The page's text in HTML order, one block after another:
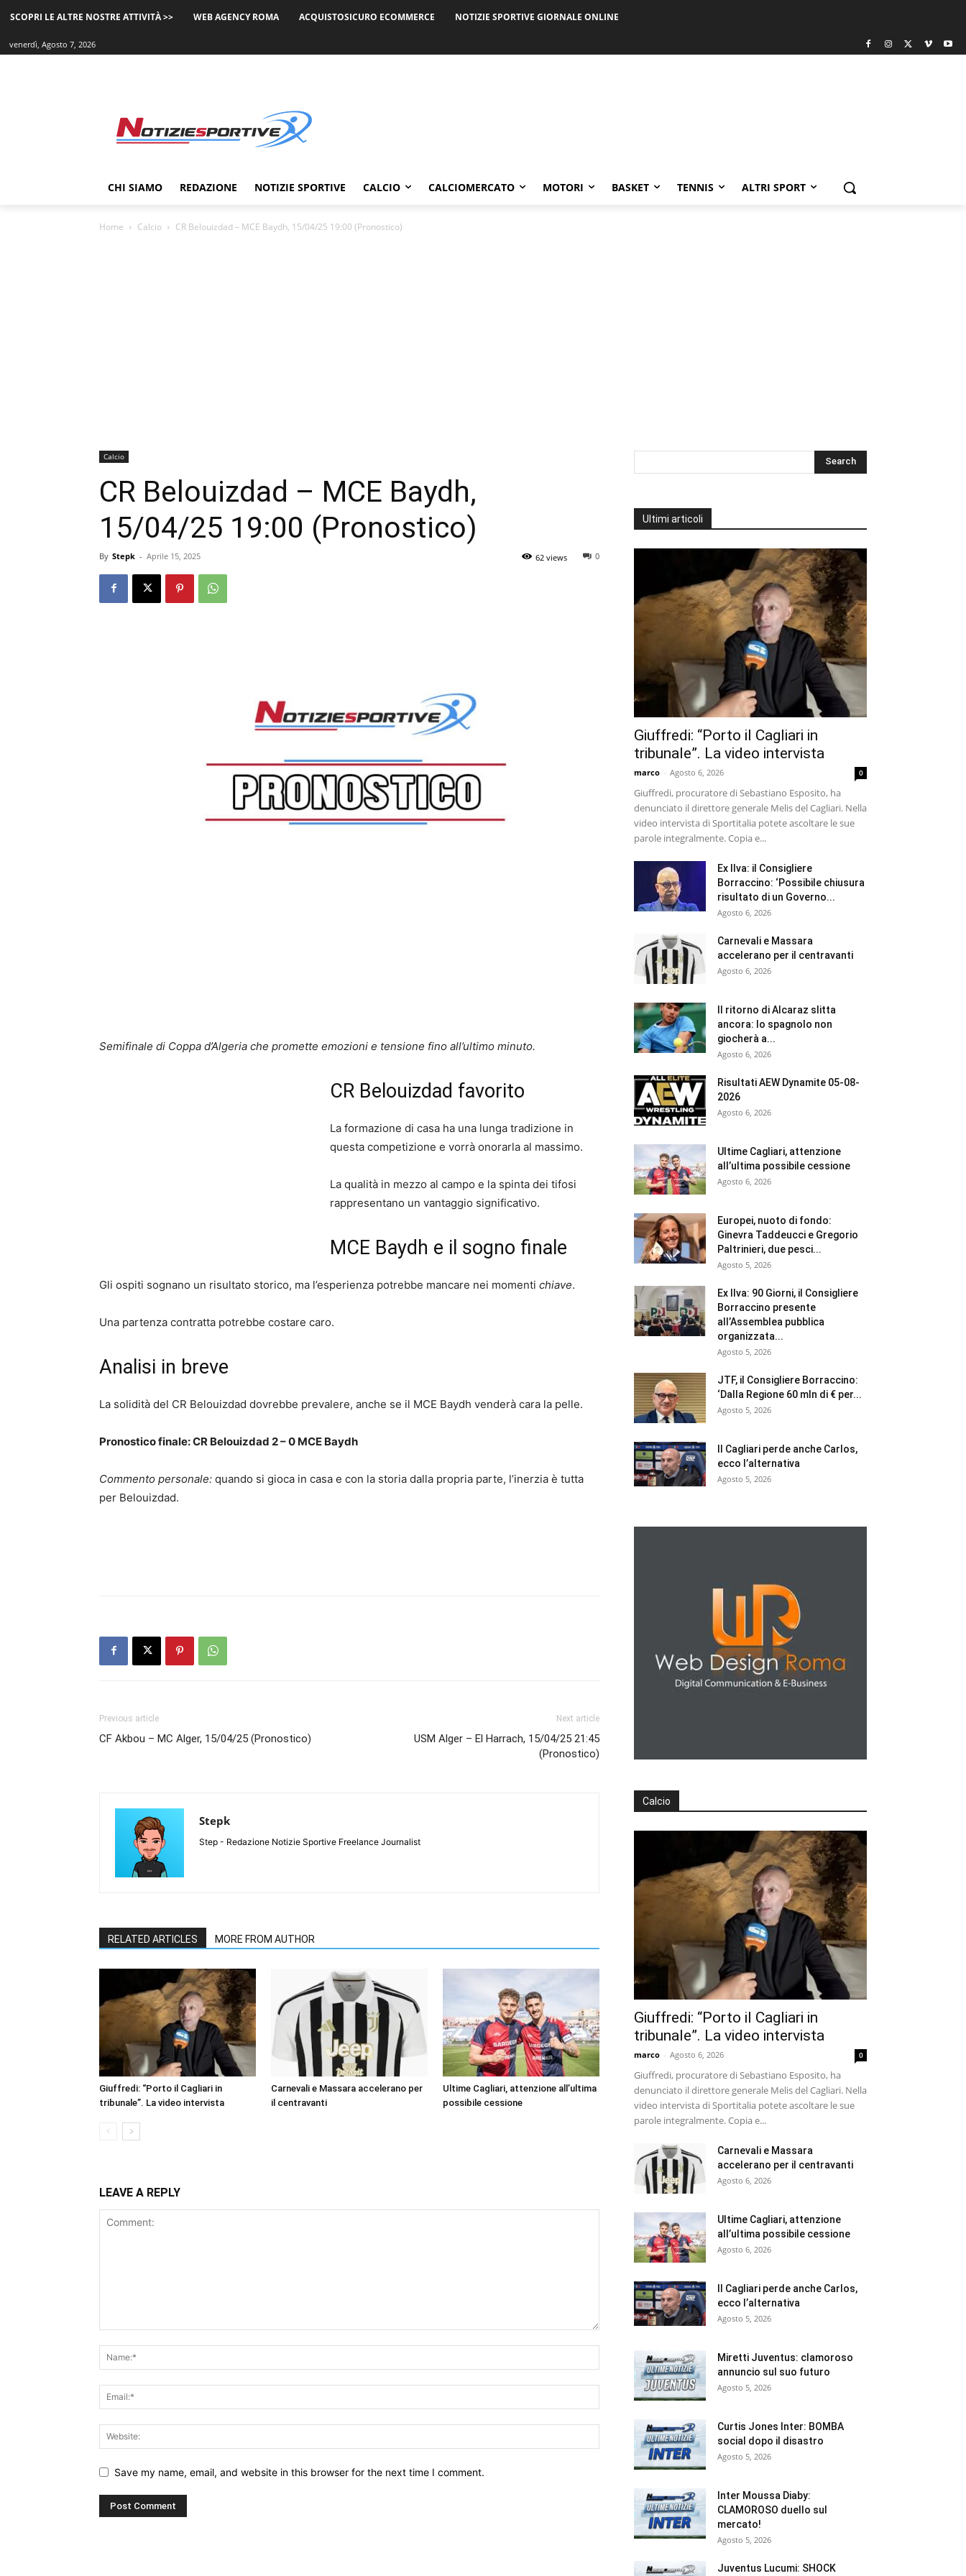
SCOPRI LE ALTRE NOSTRE ATTIVITÀ >> WEB AGENCY ROMA ACQUISTOSICURO ECOMMERCE NOTIZIE SPORTIVE GIORNALE ONLINE
venerdì, Agosto 7, 2026
CHI SIAMO REDAZIONE NOTIZIE SPORTIVE CALCIO CALCIOMERCATO MOTORI BASKET TENNIS ALTRI SPORT
Home Calcio CR Belouizdad – MCE Baydh, 15/04/25 19:00 (Pronostico)
Calcio
CR Belouizdad – MCE Baydh,
15/04/25 19:00 (Pronostico)
By Stepk - Aprile 15, 2025 0
62 views
Semifinale di Coppa d’Algeria che promette emozioni e tensione fino all’ultimo minuto.
CR Belouizdad favorito
La formazione di casa ha una lunga tradizione in
questa competizione e vorrà onorarla al massimo.
La qualità in mezzo al campo e la spinta dei tifosi
rappresentano un vantaggio significativo.
MCE Baydh e il sogno finale
Gli ospiti sognano un risultato storico, ma l’esperienza potrebbe mancare nei momenti chiave.
Una partenza contratta potrebbe costare caro.
Analisi in breve
La solidità del CR Belouizdad dovrebbe prevalere, anche se il MCE Baydh venderà cara la pelle.
Pronostico finale: CR Belouizdad 2 – 0 MCE Baydh
Commento personale: quando si gioca in casa e con la storia dalla propria parte, l’inerzia è tutta
per Belouizdad.
Previous article
CF Akbou – MC Alger, 15/04/25 (Pronostico)
Next article
USM Alger – El Harrach, 15/04/25 21:45
(Pronostico)
Stepk
Step - Redazione Notizie Sportive Freelance Journalist
RELATED ARTICLES MORE FROM AUTHOR
Giuffredi: “Porto il Cagliari in
tribunale”. La video intervista
Carnevali e Massara accelerano per
il centravanti
Ultime Cagliari, attenzione all’ultima
possibile cessione
LEAVE A REPLY
Save my name, email, and website in this browser for the next time I comment.
Ultimi articoli
Giuffredi: “Porto il Cagliari in
tribunale”. La video intervista
marco - Agosto 6, 2026 0
Giuffredi, procuratore di Sebastiano Esposito, ha
denunciato il direttore generale Melis del Cagliari. Nella
video intervista di Sportitalia potete ascoltare le sue
parole integralmente. Copia e...
Ex Ilva: il Consigliere
Borraccino: ‘Possibile chiusura
risultato di un Governo...
Agosto 6, 2026
Carnevali e Massara
accelerano per il centravanti
Agosto 6, 2026
Il ritorno di Alcaraz slitta
ancora: lo spagnolo non
giocherà a...
Agosto 6, 2026
Risultati AEW Dynamite 05-08-
2026
Agosto 6, 2026
Ultime Cagliari, attenzione
all’ultima possibile cessione
Agosto 6, 2026
Europei, nuoto di fondo:
Ginevra Taddeucci e Gregorio
Paltrinieri, due pesci...
Agosto 5, 2026
Ex Ilva: 90 Giorni, il Consigliere
Borraccino presente
all’Assemblea pubblica
organizzata...
Agosto 5, 2026
JTF, il Consigliere Borraccino:
‘Dalla Regione 60 mln di € per...
Agosto 5, 2026
Il Cagliari perde anche Carlos,
ecco l’alternativa
Agosto 5, 2026
Calcio
Giuffredi: “Porto il Cagliari in
tribunale”. La video intervista
marco - Agosto 6, 2026 0
Giuffredi, procuratore di Sebastiano Esposito, ha
denunciato il direttore generale Melis del Cagliari. Nella
video intervista di Sportitalia potete ascoltare le sue
parole integralmente. Copia e...
Carnevali e Massara
accelerano per il centravanti
Agosto 6, 2026
Ultime Cagliari, attenzione
all’ultima possibile cessione
Agosto 6, 2026
Il Cagliari perde anche Carlos,
ecco l’alternativa
Agosto 5, 2026
Miretti Juventus: clamoroso
annuncio sul suo futuro
Agosto 5, 2026
Curtis Jones Inter: BOMBA
social dopo il disastro
Agosto 5, 2026
Inter Moussa Diaby:
CLAMOROSO duello sul
mercato!
Agosto 5, 2026
Juventus Lucumi: SHOCK